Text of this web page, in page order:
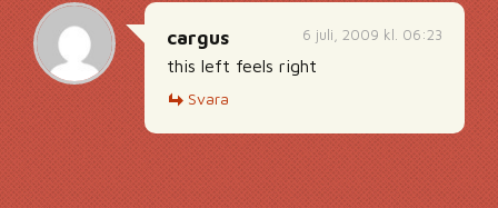
6 juli, 2009 kl. 06:23
cargus
this left feels right
Svara